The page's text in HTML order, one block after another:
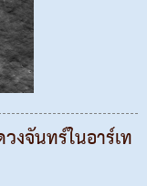
งจันทร์ในอาร์เท